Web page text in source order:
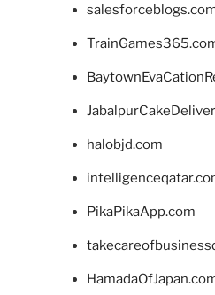
halobjd.com
PikaPikaApp.com